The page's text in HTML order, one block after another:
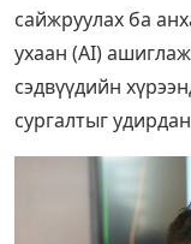
сайжруулах ба
ухаан (AI) ашиглаж
сэдвүүдийн
сургалтыг